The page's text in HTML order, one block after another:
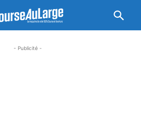
- Publicité -